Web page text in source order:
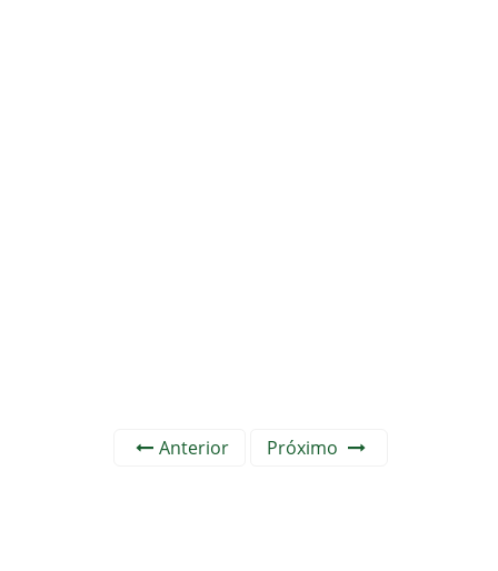
Anterior Próximo